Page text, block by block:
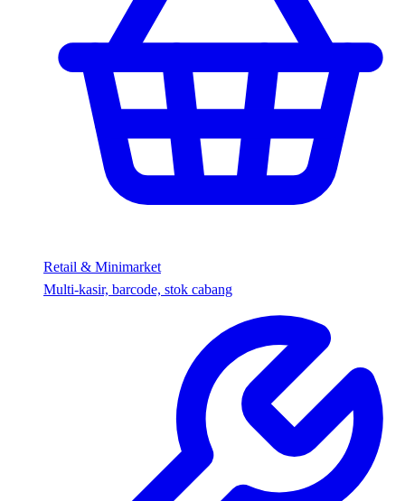
Retail & Minimarket
Multi-kasir, barcode, stok cabang